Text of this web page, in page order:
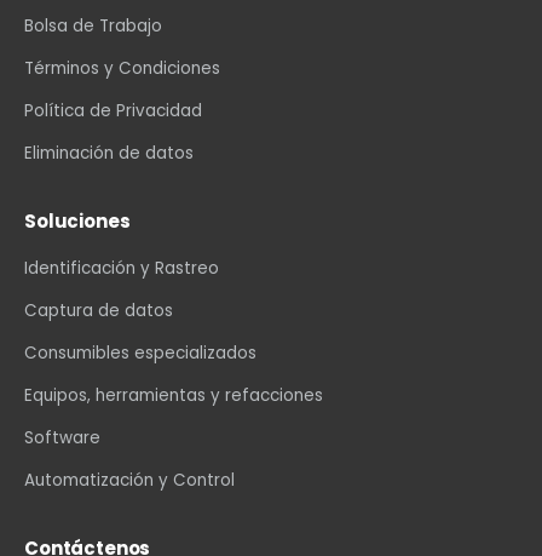
Bolsa de Trabajo
Términos y Condiciones
Política de Privacidad
Eliminación de datos
Soluciones
Identificación y Rastreo
Captura de datos
Consumibles especializados
Equipos, herramientas y refacciones
Software
Automatización y Control
Contáctenos